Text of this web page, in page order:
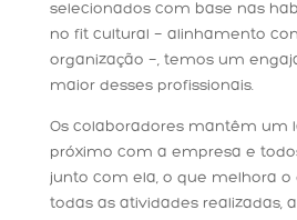
selecionados com base nas
no fit cultural — alinhamento
organização —, temos um
maior desses profissionais.
Os colaboradores mantêm um
próximo com a empresa e
junto com ela, o que melhora
todas as atividades realizadas,